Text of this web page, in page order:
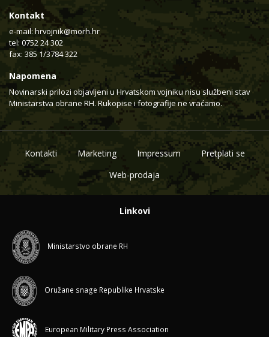
Kontakt
e-mail: hrvojnik@morh.hr
tel: 0752 24 302
fax: 385 1/3784 322
Napomena
Novinarski prilozi objavljeni u Hrvatskom vojniku nisu službeni stav
Ministarstva obrane RH. Rukopise i fotografije ne vraćamo.
Kontakti Marketing Impressum
Pretplati se
Web-prodaja
Linkovi
Ministarstvo obrane RH
Oružane snage Republike Hrvatske
European Military Press Association